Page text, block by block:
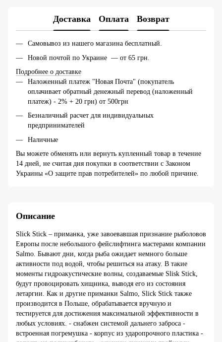
Доставка Оплата Возврат
Самовывоз из нашего магазина бесплатный.
Новой почтой по Украине — от 65 грн.
Подробнее о доставке
Наложенный платеж "Новая Почта" (покупатель
оплачивает обратный денежный перевод (наложенный
платеж) - 2% + 20 грн) от 500грн
Безналичный расчет для индивидуальных
предпринимателей
Наличные
Вы можете обменять или вернуть купленный товар в течение
14 дней, не считая дня покупки в соответствии с Законом
Украины «О защите прав потребителей» по любой причине.
Описание
Slick Stick – приманка, уже завоевавшая признание рыболовов
Европы после небольшого фейслифтинга мастерами компании
Salmo. Бывают дни, когда рыба ожидает немного больше
активности под водой, чтобы решиться на атаку. В такие
моменты гидроакустические волны, создаваемые Slisk Stick,
будут провоцировать хищника, выводя его из состояния
летаргии. Как и другие приманки Salmo, Slick Stick также
производится в Польше, обрабатывается вручную и
тестируется для достижения максимальной эффективности в
любых условиях. - снабжен системой дальнего заброса -
встроенная погремушка - корпус из ударопрочного пластика -